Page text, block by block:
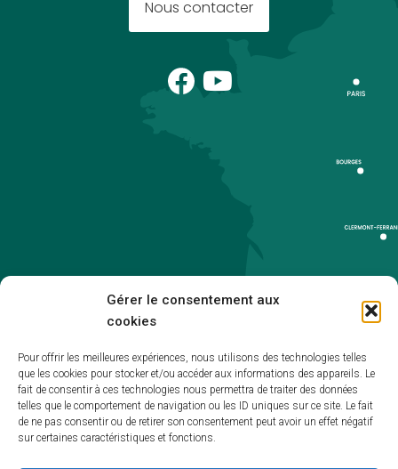
Gérer le consentement aux
cookies
Pour offrir les meilleures expériences, nous utilisons des technologies telles
que les cookies pour stocker et/ou accéder aux informations des appareils. Le
fait de consentir à ces technologies nous permettra de traiter des données
telles que le comportement de navigation ou les ID uniques sur ce site. Le fait
de ne pas consentir ou de retirer son consentement peut avoir un effet négatif
sur certaines caractéristiques et fonctions.
Nous contacter
Accessibilité